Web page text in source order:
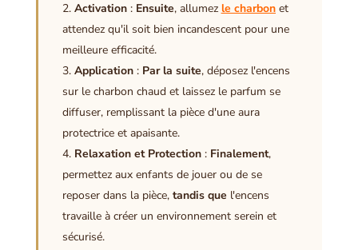
Activation: Ensuite, allumez le charbonet
attendez qu'il soit bien incandescent pour une
meilleure efficacité.
Application: Par la suite, déposez l'encens
sur le charbon chaud et laissez le parfum se
diffuser, remplissant la pièce d'une aura
protectrice et apaisante.
Relaxation et Protection: Finalement,
permettez aux enfants de jouer ou de se
reposer dans la pièce, tandis que l'encens
travaille à créer un environnement serein et
sécurisé.